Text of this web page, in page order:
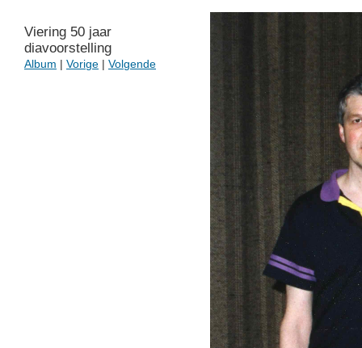
Viering 50 jaar
diavoorstelling
Album Vorige Volgende